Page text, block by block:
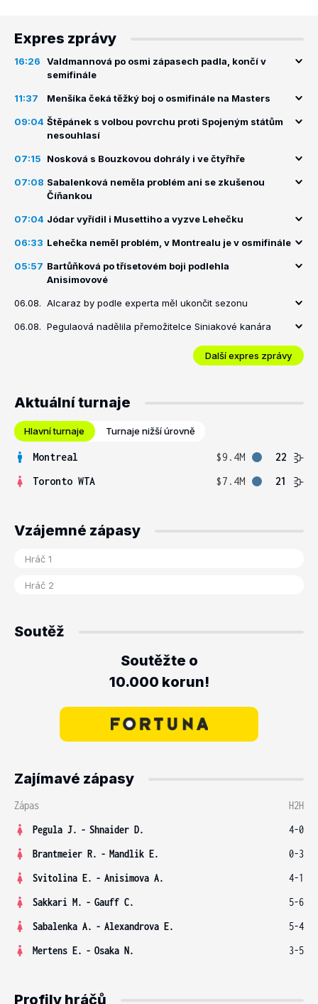
Expres zprávy
16:26
Valdmannová po osmi zápasech padla, končí v
semifinále
11:37 Menšíka čeká těžký boj o osmifinále na Masters
09:04 Štěpánek s volbou povrchu proti Spojeným státům
nesouhlasí
07:15 Nosková s Bouzkovou dohrály i ve čtyřhře
07:08 Sabalenková neměla problém ani se zkušenou
Číňankou
07:04 Jódar vyřídil i Musettiho a vyzve Lehečku
06:33 Lehečka neměl problém, v Montrealu je v osmifinále
05:57 Bartůňková po třísetovém boji podlehla
Anisimovové
06.08. Alcaraz by podle experta měl ukončit sezonu
06.08. Pegulaová nadělila přemožitelce Siniakové kanára
Další expres zprávy
Aktuální turnaje
Hlavní turnaje Turnaje nižší úrovně
Montreal $9.4M
22
Toronto WTA
$7.4M 21
Vzájemné zápasy
Soutěž
Soutěžte o
10.000 korun!
Zajímavé zápasy
Zápas
H2H
Pegula J. - Shnaider D.
4-0
Brantmeier R. - Mandlik E.
0-3
Svitolina E. - Anisimova A.
4-1
Sakkari M. - Gauff C.
5-6
Sabalenka A. - Alexandrova E.
5-4
Mertens E. - Osaka N. 3-5
Profily hráčů